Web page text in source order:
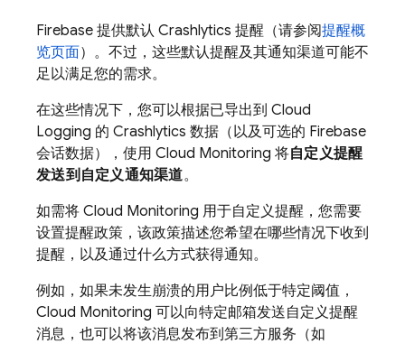
Firebase 提供默认 Crashlytics 提醒（请参阅提醒概
览页面）。不过，这些默认提醒及其通知渠道可能不
足以满足您的需求。
在这些情况下，您可以根据已导出到 Cloud
Logging 的 Crashlytics 数据（以及可选的 Firebase
会话数据），使用 Cloud Monitoring 将自定义提醒
发送到自定义通知渠道。
如需将 Cloud Monitoring 用于自定义提醒，您需要
设置提醒政策 ，该政策描述您希望在哪些情况下收到
提醒，以及通过什么方式获得通知。
例如，如果未发生崩溃的用户比例低于特定阈值，
Cloud Monitoring 可以向特定邮箱发送自定义提醒
消息，也可以将该消息发布到第三方服务（如